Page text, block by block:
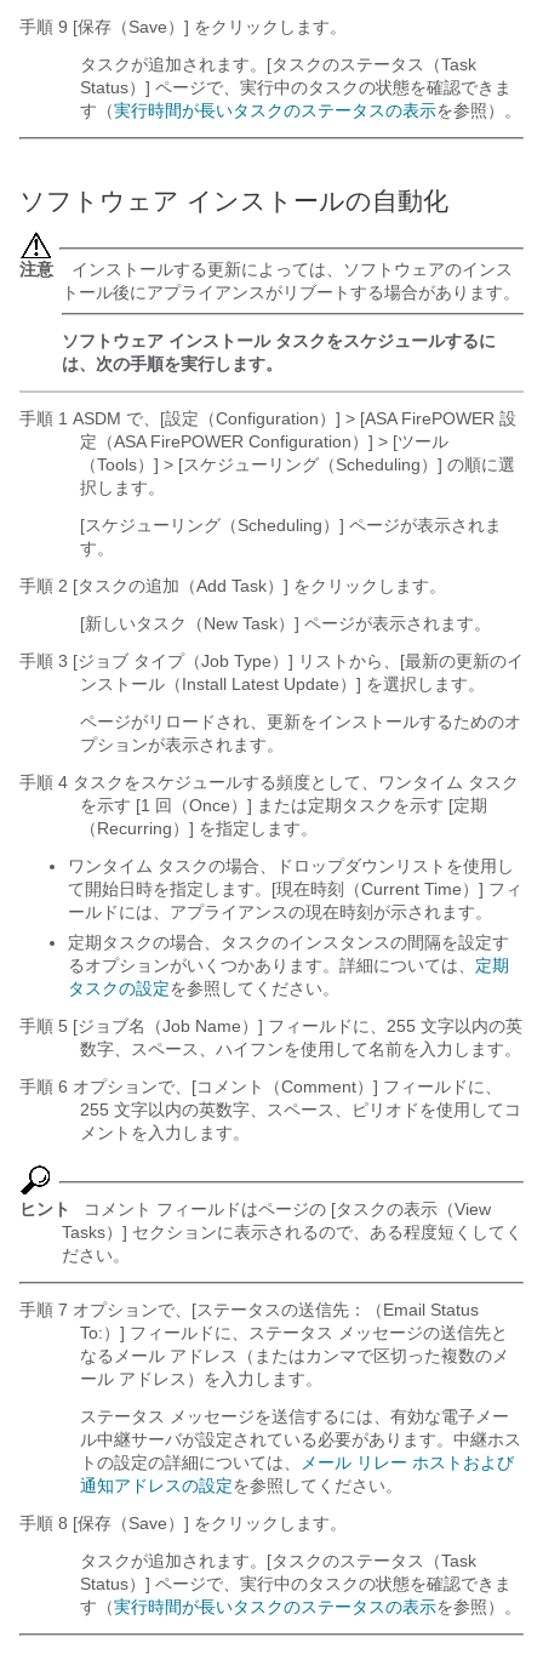
手順 9 [保存（Save）] をクリックします。
タスクが追加されます。[タスクのステータス（Task
Status）] ページで、実行中のタスクの状態を確認できま
す（実行時間が長いタスクのステータスの表示を参照）。
ソフトウェア インストールの自動化
注意
インストールする更新によっては、ソフトウェアのインス
トール後にアプライアンスがリブートする場合があります。
ソフトウェア インストール タスクをスケジュールするに
は、次の手順を実行します。
手順 1 ASDM で、[設定（Configuration）] > [ASA FirePOWER 設
定（ASA FirePOWER Configuration）] > [ツール
（Tools）] > [スケジューリング（Scheduling）] の順に選
択します。
[スケジューリング（Scheduling）] ページが表示されま
す。
手順 2 [タスクの追加（Add Task）] をクリックします。
[新しいタスク（New Task）] ページが表示されます。
手順 3 [ジョブ タイプ（Job Type）] リストから、[最新の更新のイ
ンストール（Install Latest Update）] を選択します。
ページがリロードされ、更新をインストールするためのオ
プションが表示されます。
手順 4 タスクをスケジュールする頻度として、ワンタイム タスク
を示す [1 回（Once）] または定期タスクを示す [定期
（Recurring）] を指定します。
ワンタイム タスクの場合、ドロップダウンリストを使用し
て開始日時を指定します。[現在時刻（Current Time）] フィ
ールドには、アプライアンスの現在時刻が示されます。
定期タスクの場合、タスクのインスタンスの間隔を設定す
るオプションがいくつかあります。詳細については、 定期
タスクの設定を参照してください。
手順 5 [ジョブ名（Job Name）] フィールドに、255 文字以内の英
数字、スペース、ハイフンを使用して名前を入力します。
手順 6 オプションで、[コメント（Comment）] フィールドに、
255 文字以内の英数字、スペース、ピリオドを使用してコ
メントを入力します。
ヒント
コメント フィールドはページの [タスクの表示（View
Tasks）] セクションに表示されるので、ある程度短くしてく
ださい。
手順 7 オプションで、[ステータスの送信先：（Email Status
To:）] フィールドに、ステータス メッセージの送信先と
なるメール アドレス（またはカンマで区切った複数のメ
ール アドレス）を入力します。
ステータス メッセージを送信するには、有効な電子メー
ル中継サーバが設定されている必要があります。中継ホス
トの設定の詳細については、
メール リレー ホストおよび
通知アドレスの設定を参照してください。
手順 8 [保存（Save）] をクリックします。
タスクが追加されます。[タスクのステータス（Task
Status）] ページで、実行中のタスクの状態を確認できま
す（実行時間が長いタスクのステータスの表示を参照）。